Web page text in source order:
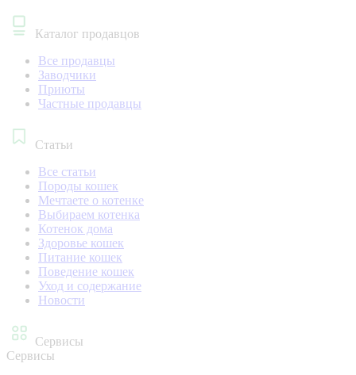
Каталог продавцов
Все продавцы
Заводчики
Приюты
Частные продавцы
Статьи
Все статьи
Породы кошек
Мечтаете о котенке
Выбираем котенка
Котенок дома
Здоровье кошек
Питание кошек
Поведение кошек
Уход и содержание
Новости
Сервисы
Сервисы